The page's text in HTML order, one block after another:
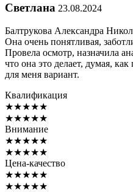
Светлана 23.08.2024
Балтрукова Александра
Она очень понятливая,
Провела осмотр, назначила
что она это делает, думая,
для меня вариант.
Квалификация
★★★★★
★★★★★
Внимание
★★★★★
★★★★★
Цена-качество
★★★★★
★★★★★